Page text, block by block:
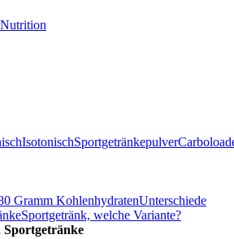
IsotonischSportgetränkepulver
Gramm KohlenhydratenUnterschiede
Sportgetränk, welche Variante?
Sportgetränke